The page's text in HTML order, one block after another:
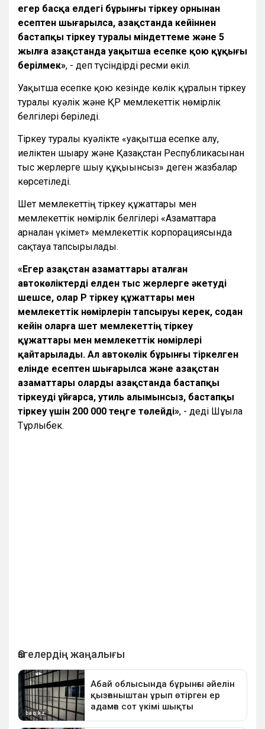
егер басқа елдегі бұрынғы тіркеу орнынан
есептен шығарылса, Қазақстанда кейіннен
бастапқы тіркеу туралы міндеттеме және 5
жылға Қазақстанда уақытша есепке қою құқығы
берілмек», - деп түсіндірді ресми өкіл.
Уақытша есепке қою кезінде көлік құралын тіркеу
туралы куәлік және ҚР мемлекеттік нөмірлік
белгілері беріледі.
Тіркеу туралы куәлікте «уақытша есепке алу,
иеліктен шығару және Қазақстан Республикасынан
тыс жерлерге шығу құқығынсыз» деген жазбалар
көрсетіледі.
Шет мемлекеттің тіркеу құжаттары мен
мемлекеттік нөмірлік белгілері «Азаматтарға
арналған үкімет» мемлекеттік корпорациясында
сақтауға тапсырылады.
«Егер Қазақстан азаматтары аталған
автокөліктерді елден тыс жерлерге әкетуді
шешсе, олар ҚР тіркеу құжаттары мен
мемлекеттік нөмірлерін тапсыруы керек, содан
кейін оларға шет мемлекеттің тіркеу
құжаттары мен мемлекеттік нөмірлері
қайтарылады. Ал автокөлік бұрынғы тіркелген
елінде есептен шығарылса және Қазақстан
азаматтары оларды Қазақстанда бастапқы
тіркеуді ұйғарса, утиль алымынсыз, бастапқы
тіркеу үшін 200 000 теңге төлейді», - деді Шұғыла
Тұрлыбек.